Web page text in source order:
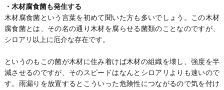
・木材腐食菌も発生する
木材腐食菌という言葉を初めて聞いた方も多いでしょう。この木材
腐食菌とは、その名の通り木材を腐らせる菌類のことなのですが、
シロアリ以上に厄介な存在です。
というのもこの菌が木材に住み着けば木材の組織を壊し、強度を半
減させるのですが、そのスピードはなんとシロアリよりも速いので
す。雨漏りを放置するとこういった危険性につながるので気を付け